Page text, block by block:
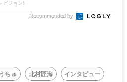
ビジョン)
Recommended by
ちゅ 北村匠海
インタビュー